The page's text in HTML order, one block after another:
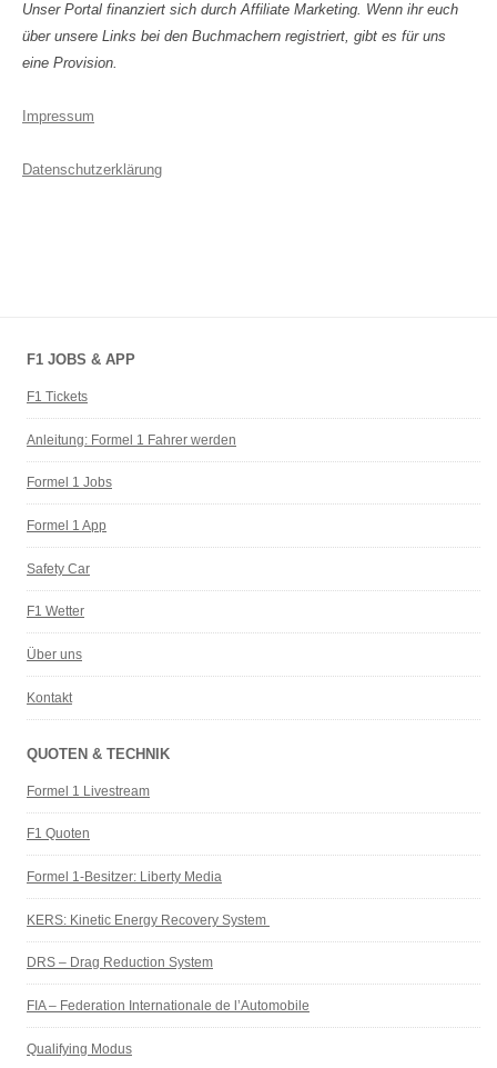
Unser Portal finanziert sich durch Affiliate Marketing. Wenn ihr euch
über unsere Links bei den Buchmachern registriert, gibt es für uns
eine Provision.
Impressum
Datenschutzerklärung
F1 JOBS & APP
F1 Tickets
Anleitung: Formel 1 Fahrer werden
Formel 1 Jobs
Formel 1 App
Safety Car
F1 Wetter
Über uns
Kontakt
QUOTEN & TECHNIK
Formel 1 Livestream
F1 Quoten
Formel 1-Besitzer: Liberty Media
KERS: Kinetic Energy Recovery System
DRS – Drag Reduction System
FIA – Federation Internationale de l’Automobile
Qualifying Modus